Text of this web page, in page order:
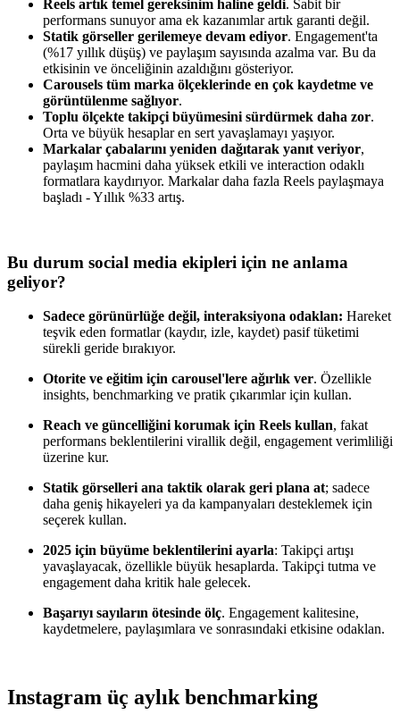
Reels artık temel gereksinim haline geldi. Sabit bir
performans sunuyor ama ek kazanımlar artık garanti değil.
Statik görseller gerilemeye devam ediyor. Engagement'ta
(%17 yıllık düşüş) ve paylaşım sayısında azalma var. Bu da
etkisinin ve önceliğinin azaldığını gösteriyor.
Carousels tüm marka ölçeklerinde en çok kaydetme ve
görüntülenme sağlıyor.
Toplu ölçekte takipçi büyümesini sürdürmek daha zor.
Orta ve büyük hesaplar en sert yavaşlamayı yaşıyor.
Markalar çabalarını yeniden dağıtarak yanıt veriyor,
paylaşım hacmini daha yüksek etkili ve interaction odaklı
formatlara kaydırıyor. Markalar daha fazla Reels paylaşmaya
başladı - Yıllık %33 artış.
Bu durum social media ekipleri için ne anlama
geliyor?
Sadece görünürlüğe değil, interaksiyona odaklan: Hareket
teşvik eden formatlar (kaydır, izle, kaydet) pasif tüketimi
sürekli geride bırakıyor.
Otorite ve eğitim için carousel'lere ağırlık ver. Özellikle
insights, benchmarking ve pratik çıkarımlar için kullan.
Reach ve güncelliğini korumak için Reels kullan, fakat
performans beklentilerini virallik değil, engagement verimliliği
üzerine kur.
Statik görselleri ana taktik olarak geri plana at; sadece
daha geniş hikayeleri ya da kampanyaları desteklemek için
seçerek kullan.
2025 için büyüme beklentilerini ayarla: Takipçi artışı
yavaşlayacak, özellikle büyük hesaplarda. Takipçi tutma ve
engagement daha kritik hale gelecek.
Başarıyı sayıların ötesinde ölç. Engagement kalitesine,
kaydetmelere, paylaşımlara ve sonrasındaki etkisine odaklan.
Instagram üç aylık benchmarking